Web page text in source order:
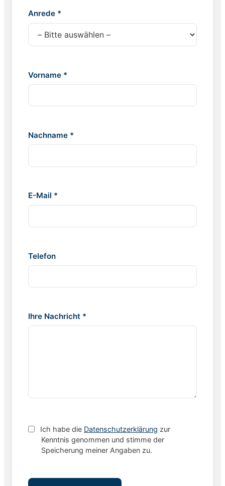
Anrede *
Vorname *
Nachname *
E-Mail *
Telefon
Ihre Nachricht *
Ich habe die Datenschutzerklärung zur
Kenntnis genommen und stimme der
Speicherung meiner Angaben zu.